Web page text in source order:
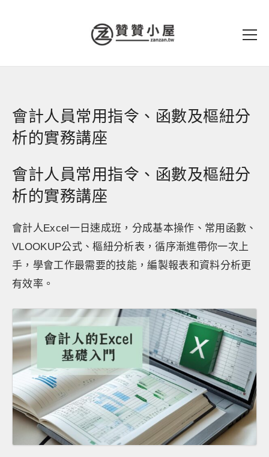
會計人員常用指令、函數及樞紐分
析的實務講座
會計人員常用指令、函數及樞紐分
析的實務講座
會計人Excel一日速成班，分成基本操作、常用函數、
VLOOKUP公式、樞紐分析表，循序漸進帶你一次上
手，學會工作最需要的技能，編製報表和資料分析更
有效率。